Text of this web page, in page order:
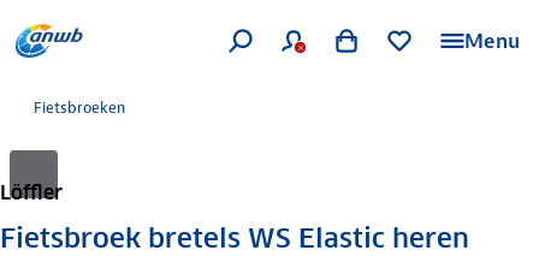
Menu
Fietsbroeken
Löffler
Fietsbroek bretels WS Elastic heren